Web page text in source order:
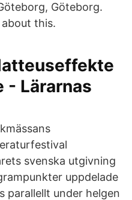
Göteborg.
about this.
- Lärarnas
svenska utgivning
uppdelade
parallellt under helgen